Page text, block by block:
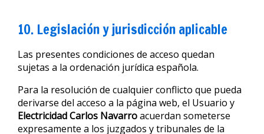
10. Legislación y jurisdicción aplicable
Las presentes condiciones de acceso quedan
sujetas a la ordenación jurídica española.
Para la resolución de cualquier conflicto que pueda
derivarse del acceso a la página web, el Usuario y
Electricidad Carlos Navarroacuerdan someterse
expresamente a los juzgados y tribunales de la